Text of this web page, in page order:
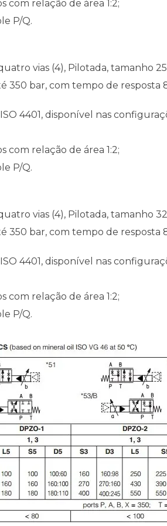
com relação de área 1:2;
P/Q.
vias (4), Pilotada, tamanho 25
350 bar, com tempo de
4401, disponível nas
com relação de área 1:2;
P/Q.
vias (4), Pilotada, tamanho
350 bar, com tempo de
4401, disponível nas
com relação de área 1:2;
P/Q.